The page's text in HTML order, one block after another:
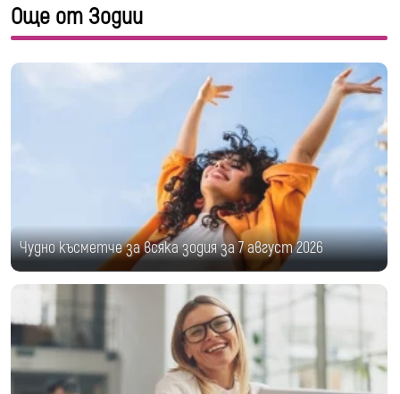
Още от Зодии
Чудно късметче за всяка зодия за 7 август 2026